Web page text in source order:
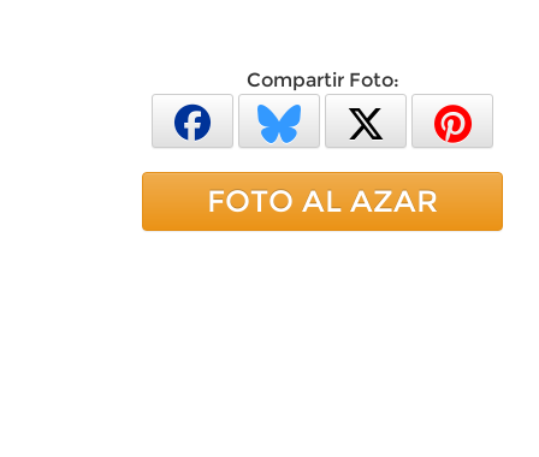
Compartir Foto:
FOTO AL AZAR